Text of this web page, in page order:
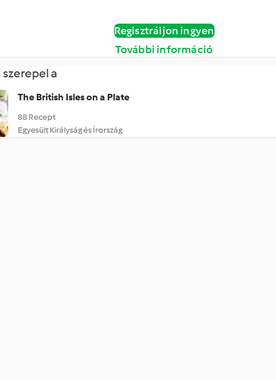
Regisztráljon ingyen
További információ
szerepel a
The British Isles on a Plate
88 Recept
Egyesült Királyság és Írország